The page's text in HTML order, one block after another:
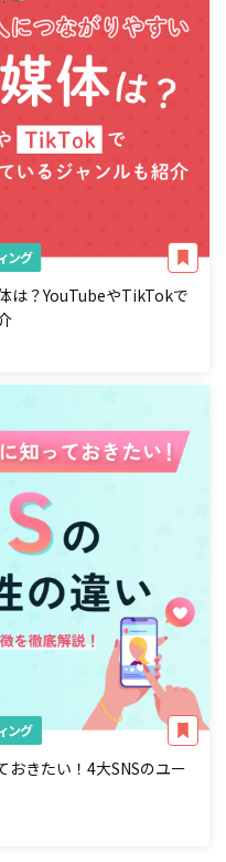
ング
は？YouTubeやTikTokで
ング
おきたい！4大SNSのユー